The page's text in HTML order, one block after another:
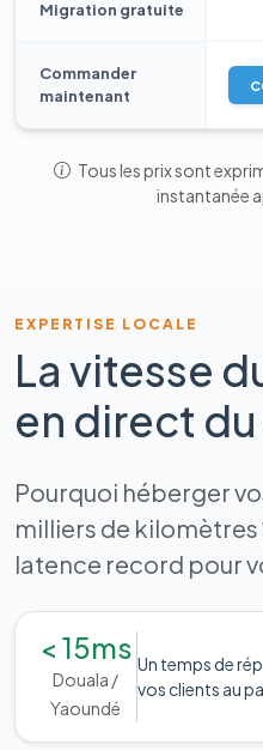
Migration gratuite
Commander
maintenant
Tous les prix sont
instantanée
EXPERTISE LOCALE
La vitesse
en direct
Pourquoi héberger
milliers de kilomètres
latence record pour
< 15ms
Douala /
Yaoundé
Un temps de
vos clients au